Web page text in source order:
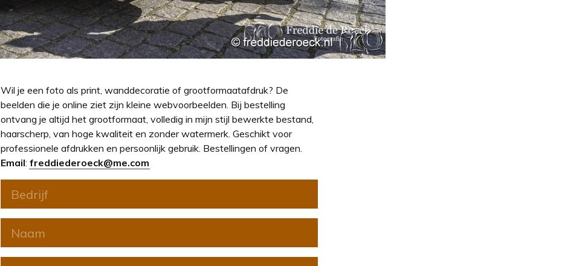
Wil je een foto als print, wanddecoratie of grootformaatafdruk? De
beelden die je online ziet zijn kleine webvoorbeelden. Bij bestelling
ontvang je altijd het grootformaat, volledig in mijn stijl bewerkte bestand,
haarscherp, van hoge kwaliteit en zonder watermerk. Geschikt voor
professionele afdrukken en persoonlijk gebruik. Bestellingen of vragen.
Email: freddiederoeck@me.com